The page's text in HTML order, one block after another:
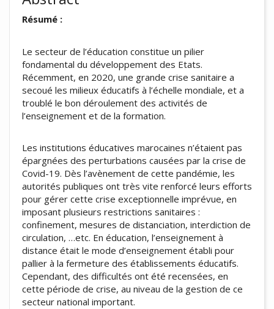
Résumé :
Le secteur de l’éducation constitue un pilier
fondamental du développement des Etats.
Récemment, en 2020, une grande crise sanitaire a
secoué les milieux éducatifs à l’échelle mondiale, et a
troublé le bon déroulement des activités de
l’enseignement et de la formation.
Les institutions éducatives marocaines n’étaient pas
épargnées des perturbations causées par la crise de
Covid-19. Dès l’avènement de cette pandémie, les
autorités publiques ont très vite renforcé leurs efforts
pour gérer cette crise exceptionnelle imprévue, en
imposant plusieurs restrictions sanitaires :
confinement, mesures de distanciation, interdiction de
circulation, …etc. En éducation, l’enseignement à
distance était le mode d’enseignement établi pour
pallier à la fermeture des établissements éducatifs.
Cependant, des difficultés ont été recensées, en
cette période de crise, au niveau de la gestion de ce
secteur national important.